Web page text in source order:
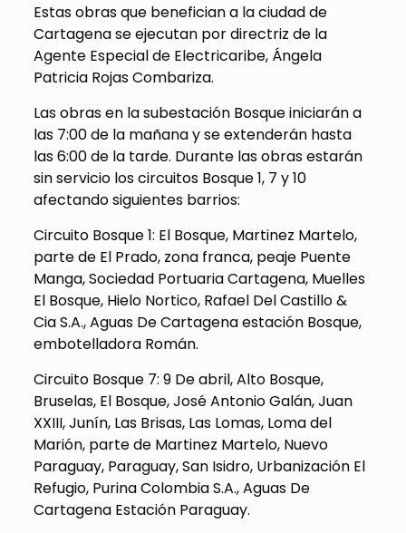
Estas obras que benefician a la ciudad de
Cartagena se ejecutan por directriz de la
Agente Especial de Electricaribe, Ángela
Patricia Rojas Combariza.
Las obras en la subestación Bosque iniciarán a
las 7:00 de la mañana y se extenderán hasta
las 6:00 de la tarde. Durante las obras estarán
sin servicio los circuitos Bosque 1, 7 y 10
afectando siguientes barrios:
Circuito Bosque 1: El Bosque, Martinez Martelo,
parte de El Prado, zona franca, peaje Puente
Manga, Sociedad Portuaria Cartagena, Muelles
El Bosque, Hielo Nortico, Rafael Del Castillo &
Cia S.A., Aguas De Cartagena estación Bosque,
embotelladora Román.
Circuito Bosque 7: 9 De abril, Alto Bosque,
Bruselas, El Bosque, José Antonio Galán, Juan
XXIII, Junín, Las Brisas, Las Lomas, Loma del
Marión, parte de Martinez Martelo, Nuevo
Paraguay, Paraguay, San Isidro, Urbanización El
Refugio, Purina Colombia S.A., Aguas De
Cartagena Estación Paraguay.